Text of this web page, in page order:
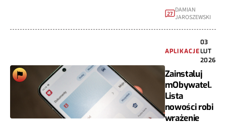
27 DAMIAN
JAROSZEWSKI
APLIKACJE
03
LUT
2026
Zainstaluj
mObywatel.
Lista
nowości robi
wrażenie